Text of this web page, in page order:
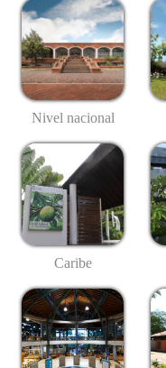
Nivel nacional
Caribe